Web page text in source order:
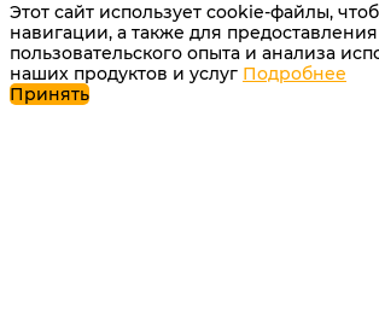
Этот сайт использует cookie-файлы,
навигации, а также для
пользовательского опыта и анализа
наших продуктов и услуг Подробнее
Принять